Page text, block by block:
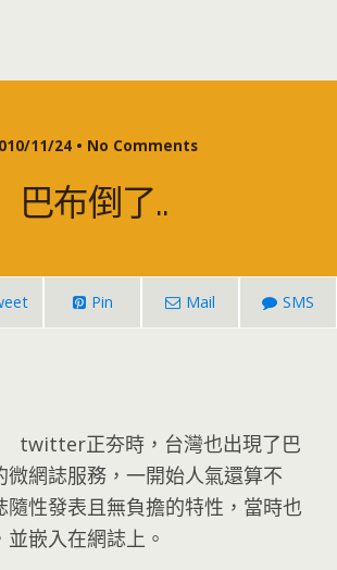
11/24 • No Comments
巴布倒了..
Pin Mail SMS
正夯時，台灣也出現了巴
微網誌服務，一開始人氣還算不
隨性發表且無負擔的特性，當時也
嵌入在網誌上。